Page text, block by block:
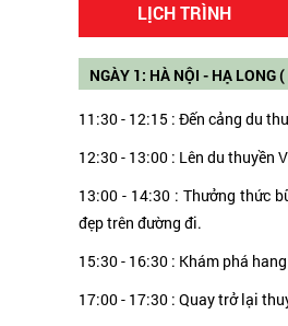
LỊCH TRÌNH
NGÀY 1: HÀ NỘI - HẠ LONG
11:30 - 12:15 : Đến cảng du
12:30 - 13:00 : Lên du thuyền
13:00 - 14:30 : Thưởng thức
đẹp trên đường đi.
15:30 - 16:30 : Khám phá
17:00 - 17:30 : Quay trở lại